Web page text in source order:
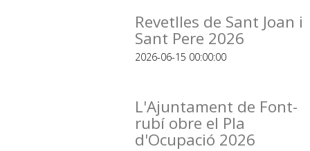
Revetlles de Sant Joan i
Sant Pere 2026
2026-06-15 00:00:00
L'Ajuntament de Font-
rubí obre el Pla
d'Ocupació 2026